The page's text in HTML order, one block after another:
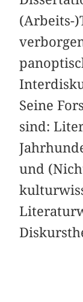
(Arbeits-
Seine
sind:
und